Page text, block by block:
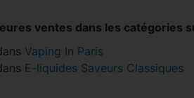
ventes dans les catégories
Vaping In Paris
E-liquides Saveurs Classiques